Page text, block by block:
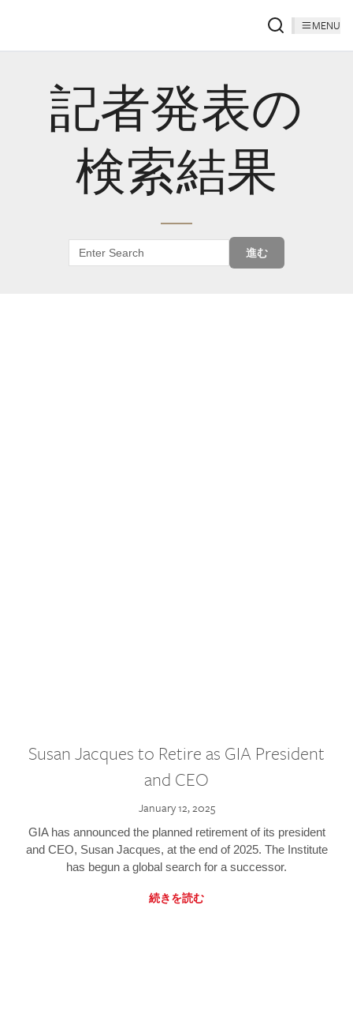
MENU
記者発表の
検索結果
進む
Susan Jacques to Retire as GIA President
and CEO
January 12, 2025
GIA has announced the planned retirement of its president
and CEO, Susan Jacques, at the end of 2025. The Institute
has begun a global search for a successor.
続きを読む